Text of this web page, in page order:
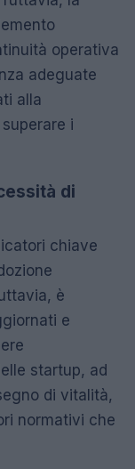
operativa
adeguate
alla
i
di
chiave
è
e
startup, ad
di vitalità,
normativi che